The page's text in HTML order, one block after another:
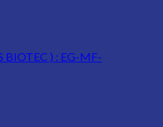
BIOTEC ) : EG-MF-